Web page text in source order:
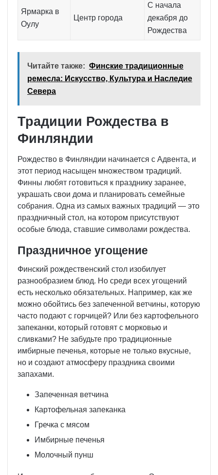
Ярмарка в
Оулу
Центр города
С начала
декабря до
Рождества
Читайте также: Финские традиционные
ремесла: Искусство, Культура и Наследие
Севера
Традиции Рождества в
Финляндии
Рождество в Финляндии начинается с Адвента, и
этот период насыщен множеством традиций.
Финны любят готовиться к празднику заранее,
украшать свои дома и планировать семейные
собрания. Одна из самых важных традиций — это
праздничный стол, на котором присутствуют
особые блюда, ставшие символами рождества.
Праздничное угощение
Финский рождественский стол изобилует
разнообразием блюд. Но среди всех угощений
есть несколько обязательных. Например, как же
можно обойтись без запеченной ветчины, которую
часто подают с горчицей? Или без картофельного
запеканки, который готовят с морковью и
сливками? Не забудьте про традиционные
имбирные печенья, которые не только вкусные,
но и создают атмосферу праздника своими
запахами.
Запеченная ветчина
Картофельная запеканка
Гречка с мясом
Имбирные печенья
Молочный пунш